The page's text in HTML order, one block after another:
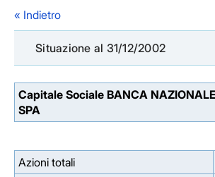
« Indietro
Situazione al 31/12/2002
Capitale Sociale BANCA
SPA
Azioni totali